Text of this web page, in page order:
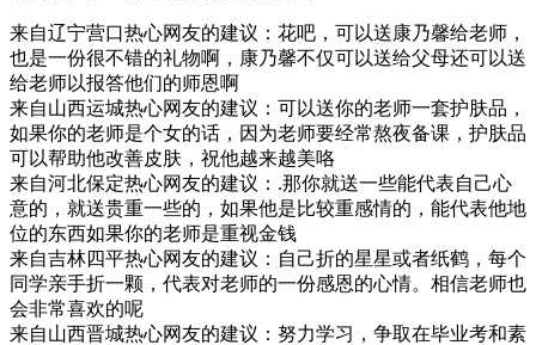
来自辽宁营口热心网友的建议： 花吧，可以送康乃馨给老师，
也是一份很不错的礼物啊，康乃馨不仅可以送给父母还可以送
给老师以报答他们的师恩啊
来自山西运城热心网友的建议： 可以送你的老师一套护肤品，
如果你的老师是个女的话，因为老师要经常熬夜备课，护肤品
可以帮助他改善皮肤，祝他越来越美咯
来自河北保定热心网友的建议： .那你就送一些能代表自己心
意的，就送贵重一些的，如果他是比较重感情的，能代表他地
位的东西如果你的老师是重视金钱
来自吉林四平热心网友的建议： 自己折的星星或者纸鹤，每个
同学亲手折一颗，代表对老师的一份感恩的心情。相信老师也
会非常喜欢的呢
来自山西晋城热心网友的建议： 努力学习，争取在毕业考和素